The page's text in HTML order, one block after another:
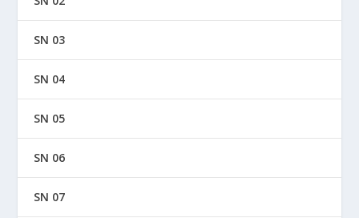
SN 03
SN 04
SN 05
SN 06
SN 07